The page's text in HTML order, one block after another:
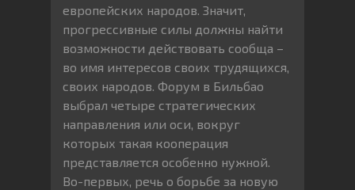
европейских народов. Значит,
прогрессивные силы должны найти
возможности действовать сообща –
во имя интересов своих трудящихся,
своих народов. Форум в Бильбао
выбрал четыре стратегических
направления или оси, вокруг
которых такая кооперация
представляется особенно нужной.
Во-первых, речь о борьбе за новую